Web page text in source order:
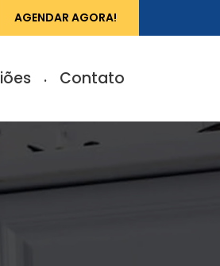
AGENDAR AGORA!
Contato